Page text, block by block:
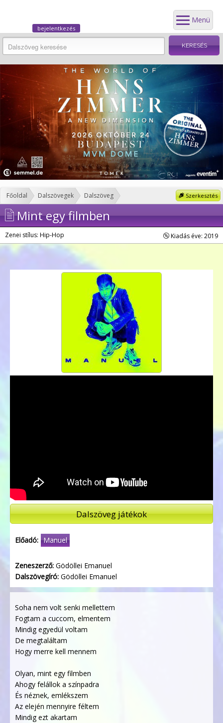
Menü
bejelentkezés
Szerkesztés
Főoldal Dalszövegek Dalszöveg
Mint egy filmben
Zenei stílus: Hip-Hop Kiadás éve: 2019
Dalszöveg játékok
Előadó: Manuel
Zeneszerző: Gödöllei Emanuel
Dalszövegíró: Gödöllei Emanuel
Soha nem volt senki mellettem
Fogtam a cuccom, elmentem
Mindig egyedül voltam
De megtaláltam
Hogy merre kell mennem
Olyan, mint egy filmben
Ahogy felállok a színpadra
És néznek, emlékszem
Az elején mennyire féltem
Mindig ezt akartam